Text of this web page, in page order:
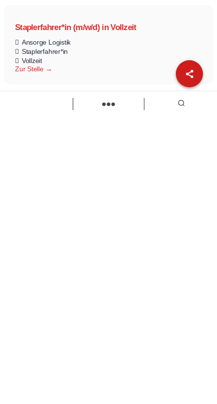
Staplerfahrer*in (m/w/d) in Vollzeit
Ansorge Logistik
Staplerfahrer*in
Vollzeit
Zur Stelle